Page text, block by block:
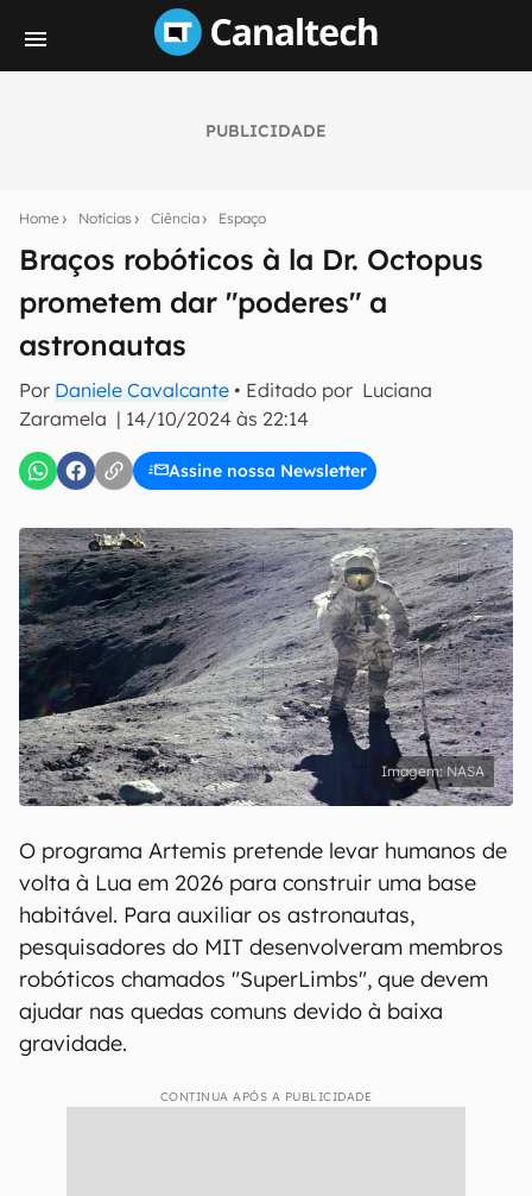
PUBLICIDADE
Home Notícias Ciência Espaço
Braços robóticos à la Dr. Octopus
prometem dar "poderes" a
astronautas
Por Daniele Cavalcante • Editado por Luciana
Zaramela | 14/10/2024 às 22:14
Assine nossa Newsletter
notícias e reviews sobre tecnologia em primeira
E-mail
inscreva-se
Confirmo que li, aceito e concordo com os Termos de
Uso e Política de Privacidade do Canaltech.
NASA
O programa Artemis pretende levar humanos de
volta à Lua em 2026 para construir uma base
habitável. Para auxiliar os astronautas,
pesquisadores do MIT desenvolveram membros
robóticos chamados "SuperLimbs", que devem
ajudar nas quedas comuns devido à baixa
gravidade.
CONTINUA APÓS A PUBLICIDADE